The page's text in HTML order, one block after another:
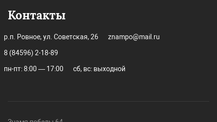
Контакты
р.п. Ровное, ул. Советская, 26 znampo@mail.ru
8 (84596) 2-18-89
пн-пт: 8:00 — 17:00 сб, вс: выходной